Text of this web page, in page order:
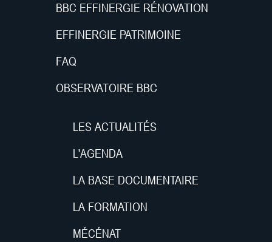
BBC EFFINERGIE RÉNOVATION
EFFINERGIE PATRIMOINE
FAQ
OBSERVATOIRE BBC
LES ACTUALITÉS
L'AGENDA
LA BASE DOCUMENTAIRE
LA FORMATION
MÉCÉNAT